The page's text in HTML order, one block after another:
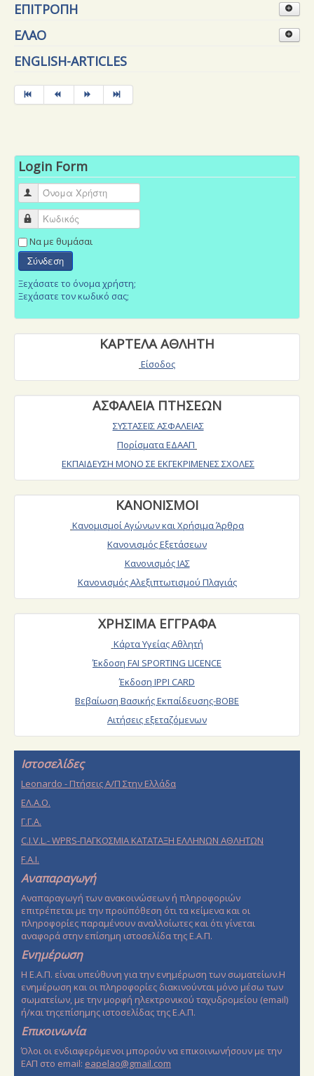
ΔΙΘΕΣΙΟ
ΣΧΟΛΗ-ΕΚΠΑΙΔΕΥΤΩΝ
ΕΠΙΤΡΟΠΗ
ΔΡΑΣΕΙΣ-ΕΑΠ
ΣΥΝΑΝΤΗΣΕΙΣ-ΣΩΜΑΤΕΙΩΝ
ΣΥΝΑΤΗΣΕΙΣ-ΜΕ-ΕΛΑΟ
ΕΚΛΟΓΕΣ-ΕΑΠ
ΕΛΑΟ
ΑΘΛΗΤΙΚΕΣ-ΤΑΥΤΟΤΗΤΕΣ-ΚΑΡΤΕΣ-ΥΓΕΙΑΣ
ΓΓΑ-ΥΠΑ-ΓΕΑ
ENGLISH-ARTICLES
Login Form
Όνομα Χρήστη
Κωδικός
Να με θυμάσαι
Σύνδεση
Ξεχάσατε το όνομα χρήστη;
Ξεχάσατε τον κωδικό σας;
ΚΑΡΤΕΛΑ ΑΘΛΗΤΗ
Είσοδος
ΑΣΦΑΛΕΙΑ ΠΤΗΣΕΩΝ
ΣΥΣΤΑΣΕΙΣ ΑΣΦΑΛΕΙΑΣ
Πορίσματα ΕΔΑΑΠ
ΕΚΠΑΙΔΕΥΣΗ ΜΟΝΟ ΣΕ ΕΚΓΕΚΡΙΜΕΝΕΣ ΣΧΟΛΕΣ
ΚΑΝΟΝΙΣΜΟΙ
Κανομισμοί Αγώνων και Χρήσιμα Άρθρα
Κανονισμός Εξετάσεων
Κανονισμός ΙΑΣ
Κανονισμός Αλεξιπτωτισμού Πλαγιάς
ΧΡΗΣΙΜΑ ΕΓΓΡΑΦΑ
Κάρτα Υγείας Αθλητή
Έκδοση FAI SPORTING LICENCE
Έκδοση IPPI CARD
Βεβαίωση Βασικής Εκπαίδευσης-ΒΟΒΕ
Αιτήσεις εξεταζόμενων
Ιστοσελίδες
Leonardo - Πτήσεις Α/Π Στην Ελλάδα
EΛ.Α.Ο.
Γ.Γ.Α.
C.I.V.L.- WPRS-ΠΑΓΚΟΣΜΙΑ ΚΑΤΑΤΑΞΗ ΕΛΛΗΝΩΝ ΑΘΛΗΤΩΝ
F.A.I.
Αναπαραγωγή
Αναπαραγωγή των ανακοινώσεων ή πληροφοριών
επιτρέπεται με την προϋπόθεση ότι τα κείμενα και οι
πληροφορίες παραμένουν αναλλοίωτες και ότι γίνεται
αναφορά στην επίσημη ιστοσελίδα της Ε.Α.Π.
Ενημέρωση
Η Ε.Α.Π. είναι υπεύθυνη για την ενημέρωση των σωματείων.Η
ενημέρωση και οι πληροφορίες διακινούνται μόνο μέσω των
σωματείων, με την μορφή ηλεκτρονικού ταχυδρομείου (email)
ή/και τηςεπίσημης ιστοσελίδας της Ε.Α.Π.
Επικοινωνία
Όλοι οι ενδιαφερόμενοι μπορούν να επικοινωνήσουν με την
ΕΑΠ στο email: eapelao@gmail.com